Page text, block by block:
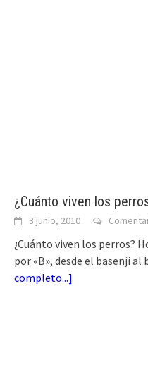
¿Cuánto viven los
3 junio, 2010
¿Cuánto viven los perros?
por «B», desde el basenji
completo...]